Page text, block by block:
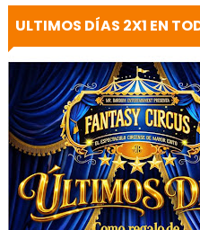
ULTIMOS DÍAS 2X1 EN